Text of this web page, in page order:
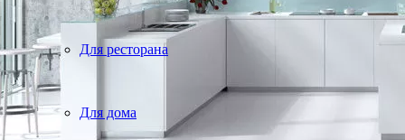
Для ресторана
Для дома